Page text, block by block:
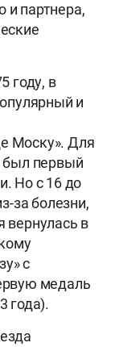
и партнера,
году, в
и
Моску». Для
был первый
Но с 16 до
за болезни,
вернулась в
с
медаль
года).